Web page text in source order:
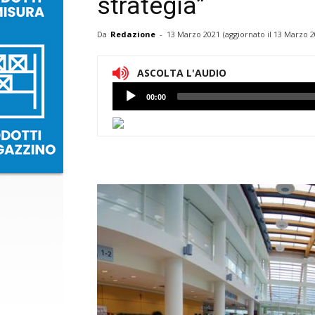
strategia”
Da Redazione - 13 Marzo 2021 (aggiornato il 13 Marzo
ASCOLTA L'AUDIO
Lettore
Audio
00:00